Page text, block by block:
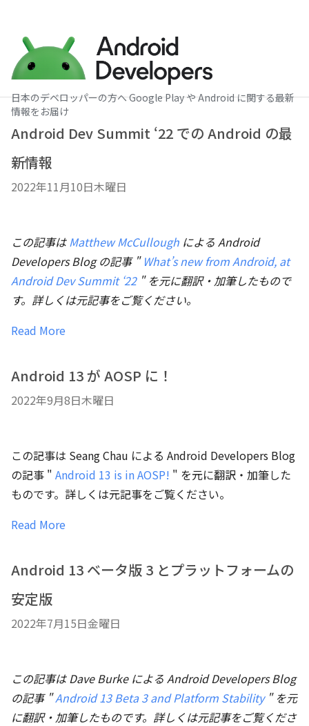
日本のデベロッパーの方へ Google Play や Android に関する最新
情報をお届け
Android Dev Summit ‘22 での Android の最
新情報
2022年11月10日木曜日
この記事はMatthew McCullough による Android
Developers Blog の記事 " What’s new from Android, at
Android Dev Summit ‘22" を元に翻訳・加筆したもので
す。詳しくは元記事をご覧ください。
Read More
Android 13 が AOSP に！
2022年9月8日木曜日
この記事は Seang Chau による Android Developers Blog
の記事 " Android 13 is in AOSP! " を元に翻訳・加筆した
ものです。詳しくは元記事をご覧ください。
Read More
Android 13 ベータ版 3 とプラットフォームの
安定版
2022年7月15日金曜日
この記事は Dave Burke による Android Developers Blog
の記事 "Android 13 Beta 3 and Platform Stability" を元
に翻訳・加筆したものです。詳しくは元記事をご覧くださ